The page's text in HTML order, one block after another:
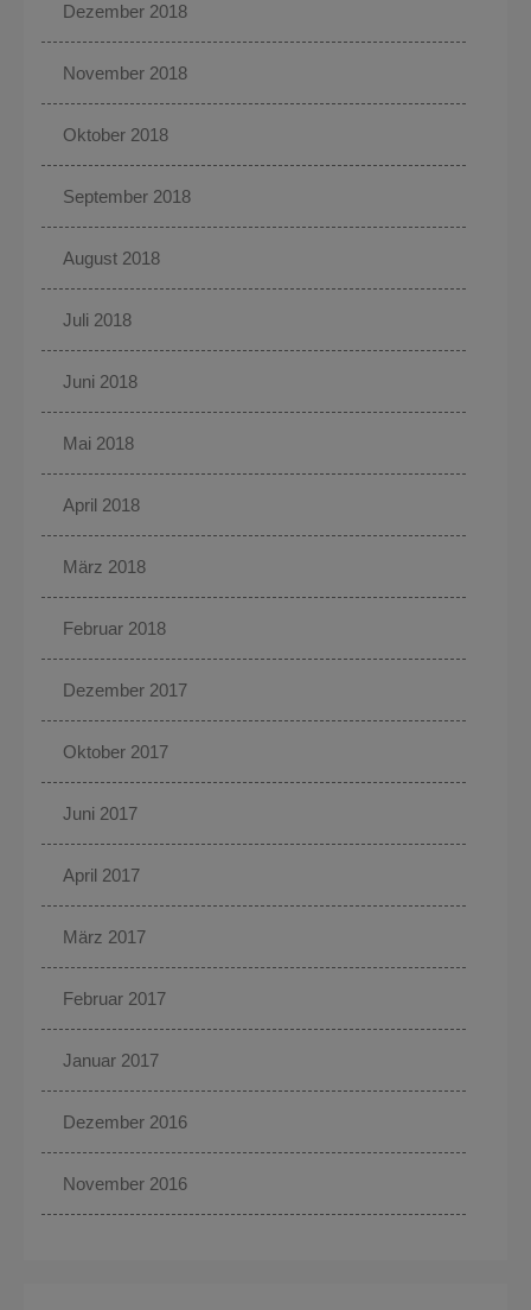
Dezember 2018
November 2018
Oktober 2018
September 2018
August 2018
Juli 2018
Juni 2018
Mai 2018
April 2018
März 2018
Februar 2018
Dezember 2017
Oktober 2017
Juni 2017
April 2017
März 2017
Februar 2017
Januar 2017
Dezember 2016
November 2016